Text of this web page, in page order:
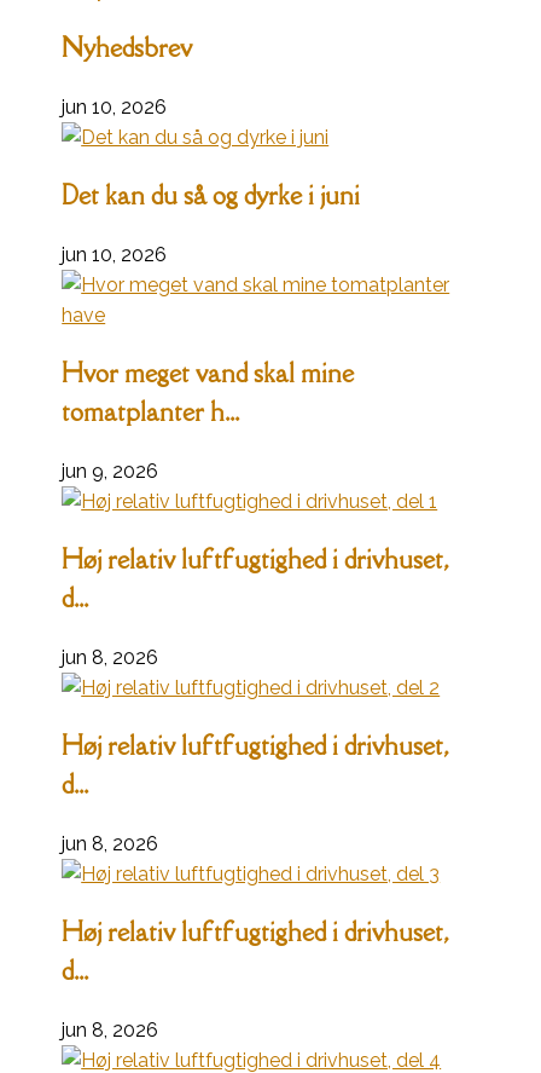
Nyhedsbrev
jun 10, 2026
Det kan du så og dyrke i juni
jun 10, 2026
Hvor meget vand skal mine
tomatplanter h...
jun 9, 2026
Høj relativ luftfugtighed i drivhuset,
d...
jun 8, 2026
Høj relativ luftfugtighed i drivhuset,
d...
jun 8, 2026
Høj relativ luftfugtighed i drivhuset,
d...
jun 8, 2026